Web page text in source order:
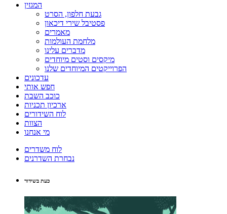
המגזין
גבעת חלפון, הסרט
פסטיבל שירי דיכאון
מאמרים
מלחמת העולמות
מדברים עלינו
מיקסים וסטים מיוחדים
הפרוייקטים המיוחדים שלנו
עדכונים
חפש אותי
כוכב השבת
ארכיון תכניות
לוח השידורים
הצוות
מי אנחנו
לוח משדרים
נבחרת השדרנים
כעת בשידור